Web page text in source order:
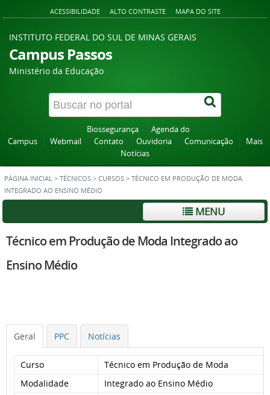
ACESSIBILIDADE ALTO CONTRASTE MAPA DO SITE
INSTITUTO FEDERAL DO SUL DE MINAS GERAIS
Campus Passos
Ministério da Educação
Biossegurança
Agenda do
Campus
Webmail Contato Ouvidoria Comunicação
Mais
Notícias
PÁGINA INICIAL > TÉCNICOS > CURSOS > TÉCNICO EM PRODUÇÃO DE MODA
INTEGRADO AO ENSINO MÉDIO
MENU
Técnico em Produção de Moda Integrado ao
Ensino Médio
Geral PPC Notícias
Curso
Técnico em Produção de Moda
Modalidade
Integrado ao Ensino Médio